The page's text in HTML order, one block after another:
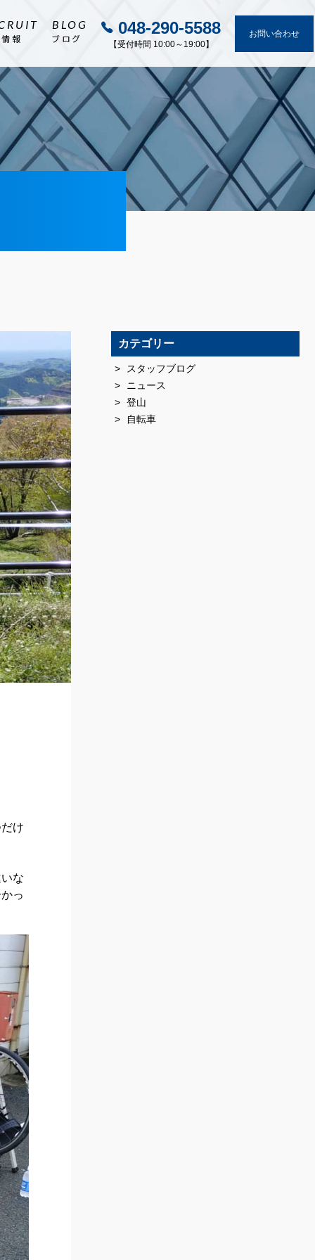
報
BLOG
ブログ
048-290-5588
【受付時間 10:00～19:00】
お問い合わせ
け
な
っ
カテゴリー
スタッフブログ
ニュース
登山
自転車